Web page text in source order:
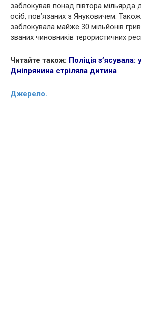
заблокував понад півтора мільярда
осіб, пов’язаних з Януковичем.
заблокувала майже 30 мільйонів
званих чиновників терористичних
Читайте також: Поліція
Дніпрянина стріляла дитина
Джерело.